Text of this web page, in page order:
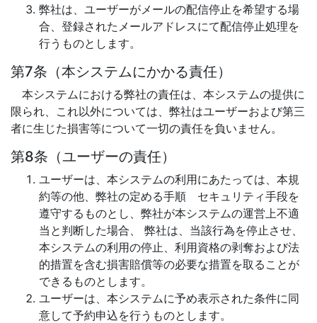
弊社は、ユーザーがメールの配信停止を希望する場
合、登録されたメールアドレスにて配信停止処理を
行うものとします。
第7条（本システムにかかる責任）
本システムにおける弊社の責任は、本システムの提供に
限られ、これ以外については、弊社はユーザーおよび第三
者に生じた損害等について一切の責任を負いません。
第8条（ユーザーの責任）
ユーザーは、本システムの利用にあたっては、本規
約等の他、弊社の定める手順 セキュリティ手段を
遵守するものとし、弊社が本システムの運営上不適
当と判断した場合、 弊社は、当該行為を停止させ、
本システムの利用の停止、利用資格の剥奪および法
的措置を含む損害賠償等の必要な措置を取ることが
できるものとします。
ユーザーは、本システムに予め表示された条件に同
意して予約申込を行うものとします。